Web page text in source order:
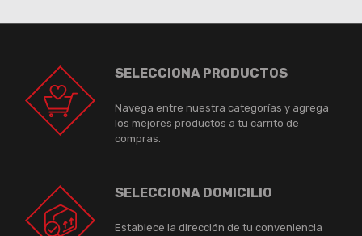
SELECCIONA PRODUCTOS
Navega entre nuestra categorías y agrega
los mejores productos a tu carrito de
compras.
SELECCIONA DOMICILIO
Establece la dirección de tu conveniencia